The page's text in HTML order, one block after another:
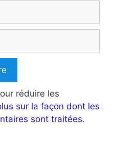
réduire les
sur la façon dont les
sont traitées.